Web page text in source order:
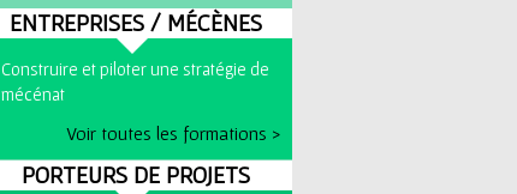
ENTREPRISES / MÉCÈNES
Construire et piloter une stratégie de
mécénat
Voir toutes les formations >
PORTEURS DE PROJETS